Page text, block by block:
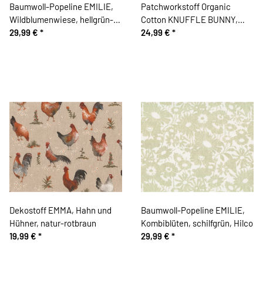
Baumwoll-Popeline EMILIE,
Wildblumenwiese, hellgrün-
rosa, Hilco
29,99 € *
Patchworkstoff Organic
Cotton KNUFFLE BUNNY,
Hasen und Herzen, türkis-
24,99 € *
Dekostoff EMMA, Hahn und
Hühner, natur-rotbraun
19,99 € *
Baumwoll-Popeline EMILIE,
Kombiblüten, schilfgrün, Hilco
29,99 € *